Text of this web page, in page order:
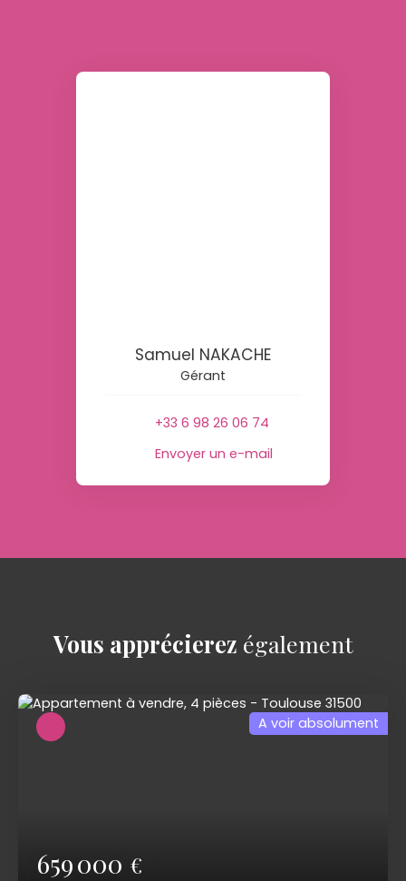
Samuel NAKACHE
Gérant
+33 6 98 26 06 74
Envoyer un e-mail
Vous apprécierez également
659 000 €
A voir absolument